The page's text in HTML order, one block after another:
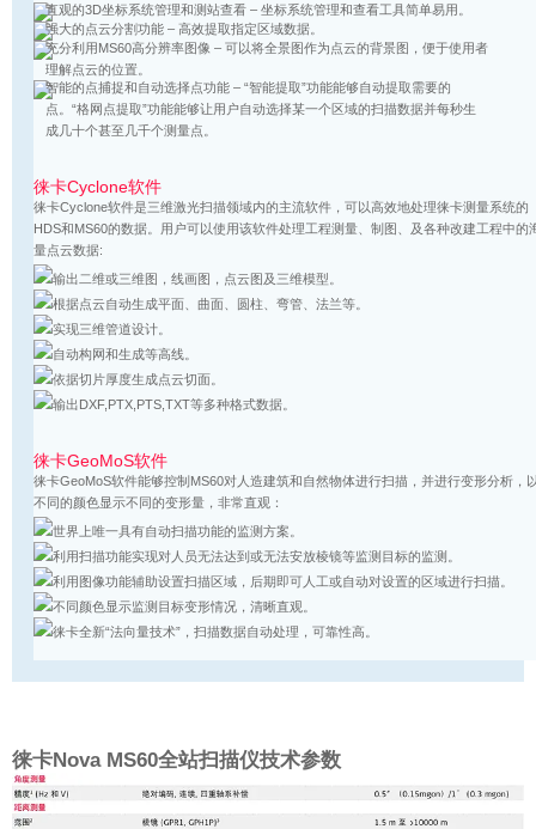
直观的3D坐标系统管理和测站查看 – 坐标系统管理和查看工具简单易用。
强大的点云分割功能 – 高效提取指定区域数据。
充分利用MS60高分辨率图像 – 可以将全景图作为点云的背景图，便于使用者
理解点云的位置。
智能的点捕捉和自动选择点功能 – “智能提取”功能能够自动提取需要的
点。“格网点提取”功能能够让用户自动选择某一个区域的扫描数据并每秒生
成几十个甚至几千个测量点。
徕卡Cyclone软件
徕卡Cyclone软件是三维激光扫描领域内的主流软件，可以高效地处理徕卡测量系统的
HDS和MS60的数据。用户可以使用该软件处理工程测量、制图、及各种改建工程中的
量点云数据:
输出二维或三维图，线画图，点云图及三维模型。
根据点云自动生成平面、曲面、圆柱、弯管、法兰等。
实现三维管道设计。
自动构网和生成等高线。
依据切片厚度生成点云切面。
输出DXF,PTX,PTS,TXT等多种格式数据。
徕卡GeoMoS软件
徕卡GeoMoS软件能够控制MS60对人造建筑和自然物体进行扫描，并进行变形分析，
不同的颜色显示不同的变形量，非常直观：
世界上唯一具有自动扫描功能的监测方案。
利用扫描功能实现对人员无法达到或无法安放棱镜等监测目标的监测。
利用图像功能辅助设置扫描区域，后期即可人工或自动对设置的区域进行扫描。
不同颜色显示监测目标变形情况，清晰直观。
徕卡全新“法向量技术”，扫描数据自动处理，可靠性高。
徕卡Nova MS60全站扫描仪技术参数